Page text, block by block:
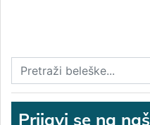
Prijavi se na naš